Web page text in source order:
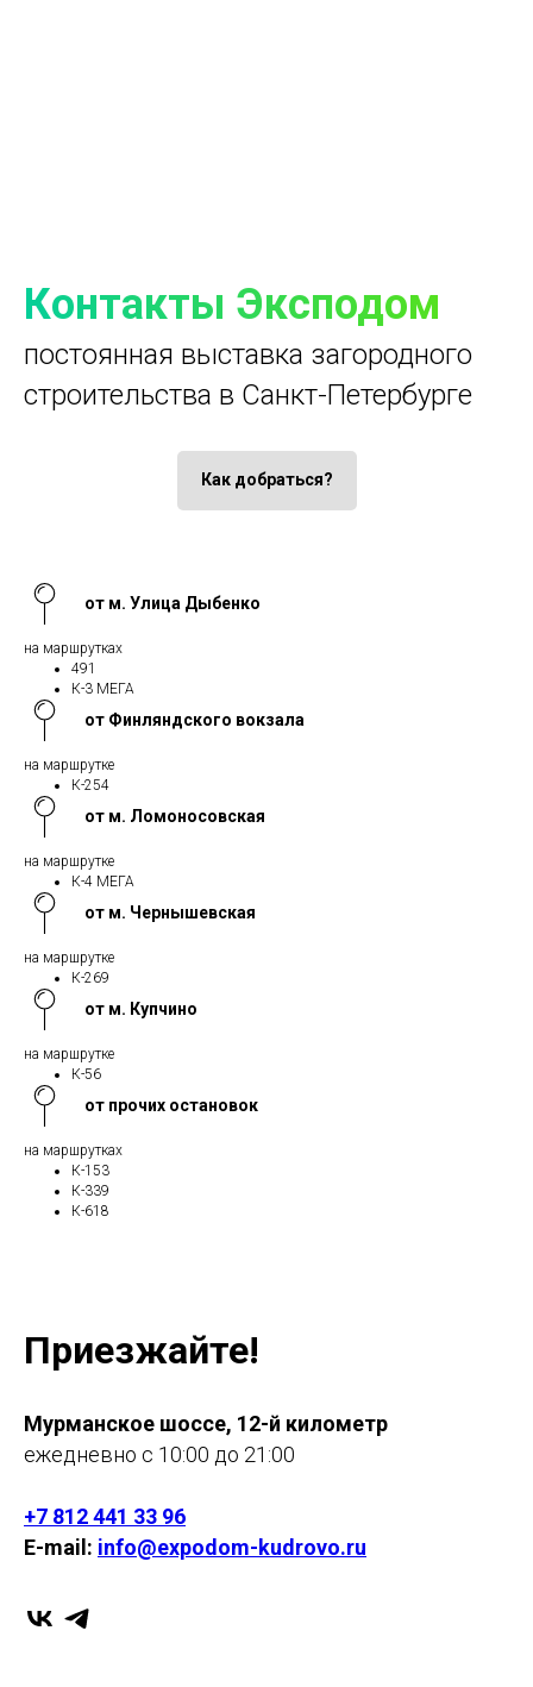
Контакты Эксподом
постоянная выставка загородного
строительства в Санкт-Петербурге
Как добраться?
от м. Улица Дыбенко
на маршрутках
491
К-3 МЕГА
от Финляндского вокзала
на маршрутке
К-254
от м. Ломоносовская
на маршрутке
К-4 МЕГА
от м. Чернышевская
на маршрутке
К-269
от м. Купчино
на маршрутке
К-56
от прочих остановок
на маршрутках
К-153
К-339
К-618
Приезжайте!
Мурманское шоссе, 12-й километр
ежедневно с 10:00 до 21:00
+7 812 441 33 96
E-mail: info@expodom-kudrovo.ru